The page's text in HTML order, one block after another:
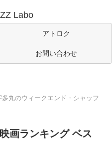
Labo
アトロク
お問い合わせ
多丸のウィークエンド・シャッフ
画ランキング ベス